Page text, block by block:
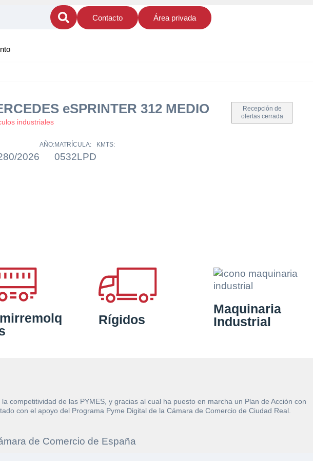
Contacto Área privada
eSPRINTER 312 MEDIO
industriales
Recepción de
ofertas cerrada
2026
AÑO:MATRÍCULA:
0532LPD
KMTS:
Rígidos
Maquinaria
Industrial
de las PYMES, y gracias al cual ha puesto en marcha un Plan de Acción con
con el apoyo del Programa Pyme Digital de la Cámara de Comercio de Ciudad Real.